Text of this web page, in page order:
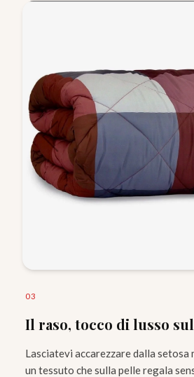
03
Il raso, tocco di lusso
Lasciatevi accarezzare dalla setosa
un tessuto che sulla pelle regala